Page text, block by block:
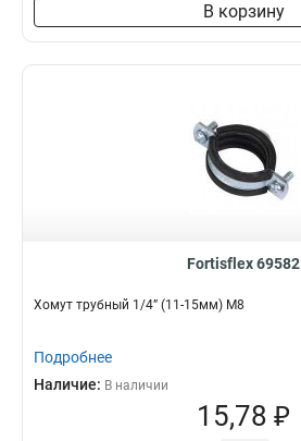
В корзину
Fortisflex 69582
Хомут трубный 1/4” (11-15мм) М8
Подробнее
Наличие: В наличии
15,78 ₽